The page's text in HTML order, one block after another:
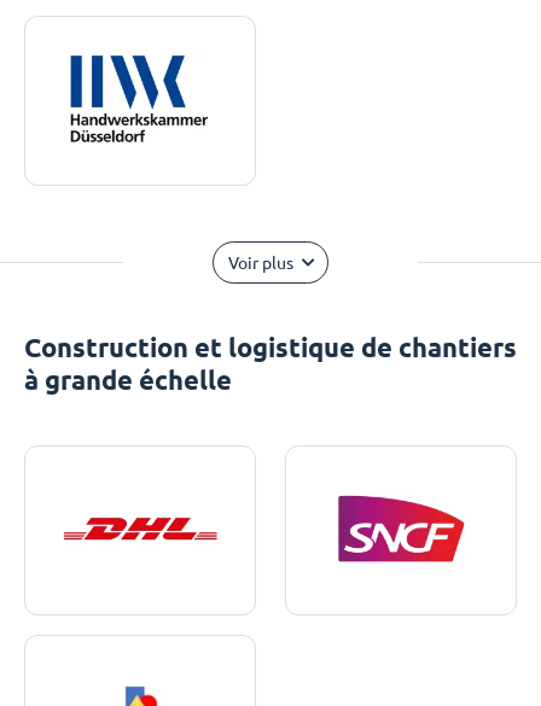
Voir plus
Construction et logistique de chantiers
à grande échelle